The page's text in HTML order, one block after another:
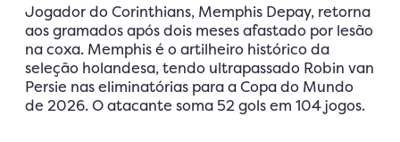
Jogador do Corinthians, Memphis Depay, retorna
aos gramados após dois meses afastado por lesão
na coxa. Memphis é o artilheiro histórico da
seleção holandesa, tendo ultrapassado Robin van
Persie nas eliminatórias para a Copa do Mundo
de 2026. O atacante soma 52 gols em 104 jogos.